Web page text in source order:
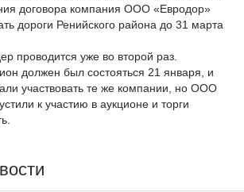
договора компания ООО «Евродор»
дороги Ренийского района до 31 марта
проводится уже во второй раз.
должен был состояться 21 января, и
участвовать те же компании, но ООО
к участию в аукционе и торги